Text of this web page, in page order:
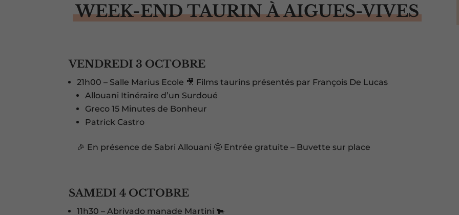
WEEK-END TAURIN À AIGUES-VIVES
VENDREDI 3 OCTOBRE
21h00 – Salle Marius Ecole 🎥 Films taurins présentés par François De Lucas
Allouani Itinéraire d’un Surdoué
Greco 15 Minutes de Bonheur
Patrick Castro
🎉 En présence de Sabri Allouani 🤩 Entrée gratuite – Buvette sur place
SAMEDI 4 OCTOBRE
11h30 – Abrivado manade Martini 🐂